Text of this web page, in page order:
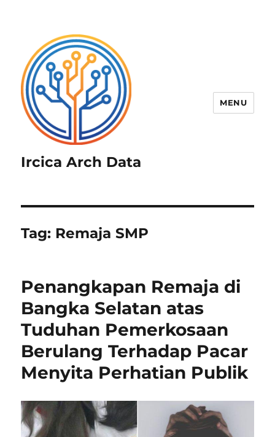
Ircica Arch Data
MENU
Tag: Remaja SMP
Penangkapan Remaja di
Bangka Selatan atas
Tuduhan Pemerkosaan
Berulang Terhadap Pacar
Menyita Perhatian Publik